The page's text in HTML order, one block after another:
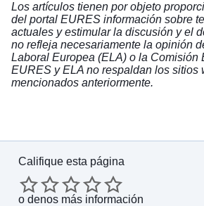
Los artículos tienen por objeto
del portal EURES información sobre
actuales y estimular la discusión y el
no refleja necesariamente la opinión
Laboral Europea (ELA) o la Comisión
EURES y ELA no respaldan los sitios
mencionados anteriormente.
Califique esta página
o denos más información